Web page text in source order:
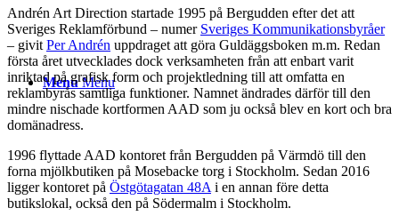
Menu Menu
Andrén Art Direction startade 1995 på Bergudden efter det att
Sveriges Reklamförbund – numer Sveriges Kommunikationsbyråer
– givit Per Andrén uppdraget att göra Guldäggsboken m.m. Redan
första året utvecklades dock verksamheten från att enbart varit
inriktad på grafisk form och projektledning till att omfatta en
reklambyrås samtliga funktioner. Namnet ändrades därför till den
mindre nischade kortformen AAD som ju också blev en kort och bra
domänadress.
1996 flyttade AAD kontoret från Bergudden på Värmdö till den
forna mjölkbutiken på Mosebacke torg i Stockholm. Sedan 2016
ligger kontoret på Östgötagatan 48A i en annan före detta
butikslokal, också den på Södermalm i Stockholm.